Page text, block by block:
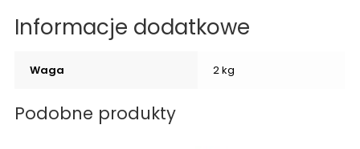
Informacje dodatkowe
Waga 2 kg
Podobne produkty